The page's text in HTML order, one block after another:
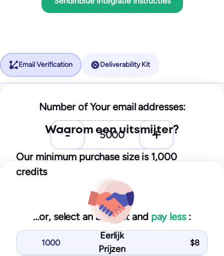
Email Verification Deliverability Kit
Number of Your email addresses:
Our minimum purchase size is 1,000
credits
…or, select an amount and pay less:
1000 $8
$25/month
10IPs / domains monitored
Start for free
You get with Starter plan:
IP & domain blocklist tests
Waarom een uitsmijter?
Eerlijk
Prijzen